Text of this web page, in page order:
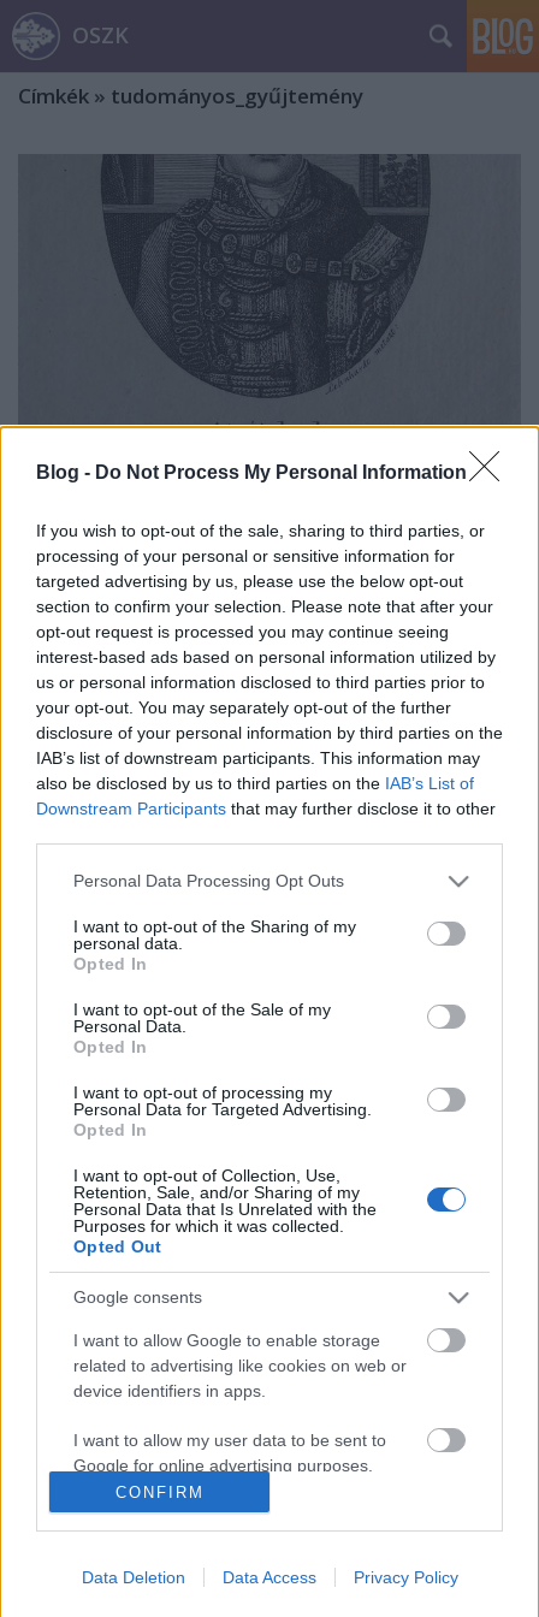
Blog - Do Not Process My Personal Information
If you wish to opt-out of the sale, sharing to third parties, or
processing of your personal or sensitive information for
targeted advertising by us, please use the below opt-out
section to confirm your selection. Please note that after your
opt-out request is processed you may continue seeing
interest-based ads based on personal information utilized by
us or personal information disclosed to third parties prior to
your opt-out. You may separately opt-out of the further
disclosure of your personal information by third parties on the
IAB’s list of downstream participants. This information may
also be disclosed by us to third parties on the IAB’s List of
Downstream Participants that may further disclose it to other
Please note that this website/app uses one or more Google
not limited to your visit or usage behaviour. You may click to
grant or deny consent to Google and its third-party tags to
use your data for below specified purposes in below Google
consent section.
Personal Data Processing Opt Outs
I want to opt-out of the Sharing of my
personal data.
Opted In
I want to opt-out of the Sale of my
Personal Data.
Opted In
I want to opt-out of processing my
Personal Data for Targeted Advertising.
Opted In
I want to opt-out of Collection, Use,
Retention, Sale, and/or Sharing of my
Personal Data that Is Unrelated with the
Purposes for which it was collected.
Opted Out
Google consents
I want to allow Google to enable storage
related to advertising like cookies on web or
device identifiers in apps.
I want to allow my user data to be sent to
Google for online advertising purposes.
I want to allow Google to send me
I want to allow Google to enable storage
CONFIRM
Data Deletion Data Access Privacy Policy
OSZK
Címkék » tudományos_gyűjtemény
Mit tudunk Jankovich Miklós
térképgyűjteményéről? 1. rész
185 évvel ezelőtt vásárolta meg a nemzeti
könyvtár Jankovich Miklós több száz darabból
álló térképgyűjteményét
nemzetikonyvtar•2021. június 23.
185 évvel ezelőtt, 1836 júniusa nevezetes hónap volt
a Nemzeti Múzeum és a múzeum könyvtára, a
Széchényi Könyvtár életében. E hónapban, június 17-
Miklósnak (1772–1846), a korszak, de talán
Karacs Ferenc, a magyar
térképmetsző születése 250.
évfordulóján. 4. rész
A rézmetsző I.
nemzetikonyvtar • 2020. június 29.
részben már említettük, a térképek mellett különféle